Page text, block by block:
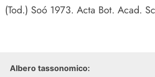
(Tod.) Soó 1973. Acta Bot. Acad.
Albero tassonomico: